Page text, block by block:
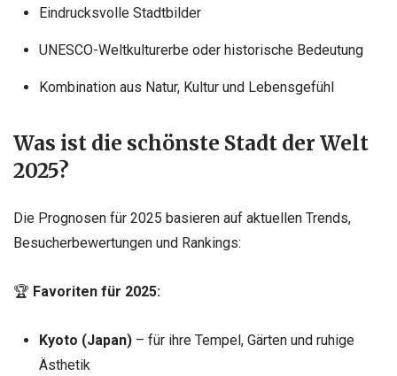
Eindrucksvolle Stadtbilder
UNESCO-Weltkulturerbe oder historische Bedeutung
Kombination aus Natur, Kultur und Lebensgefühl
Was ist die schönste Stadt der Welt
2025?
Die Prognosen für 2025 basieren auf aktuellen Trends,
Besucherbewertungen und Rankings:
🏆 Favoriten für 2025:
Kyoto (Japan)– für ihre Tempel, Gärten und ruhige
Ästhetik